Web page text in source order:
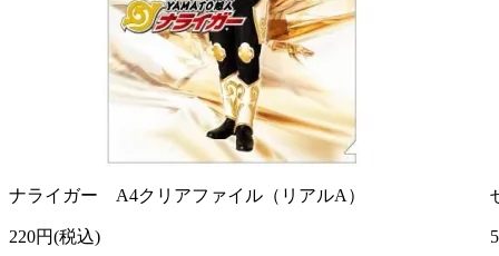
ナライガー A4クリアファイル（リアルA）
220円(税込)